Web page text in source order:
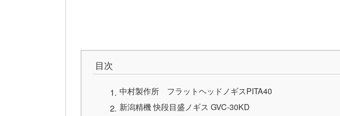
目次
中村製作所 フラットヘッドノギスPITA40
新潟精機 快段目盛ノギス GVC-30KD